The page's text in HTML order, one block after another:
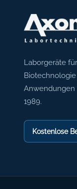
Axon
Laborgeräte
Anwendungen
1989.
Kostenlose